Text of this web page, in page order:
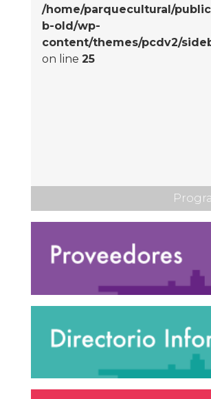
/home/parquecultural/
b-old/wp-
content/themes/pcdv2/
on line 25